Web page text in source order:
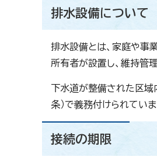
排水設備について
排水設備とは、家庭や事
所有者が設置し、維持管
下水道が整備された区域
条）で義務付けられていま
接続の期限